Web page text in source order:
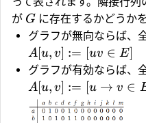
が G に存在するかどうか
グラフが無向ならば、
A[u, v] := [uv ∈ E]
グラフが有効ならば、
A[u, v] := [u → v ∈